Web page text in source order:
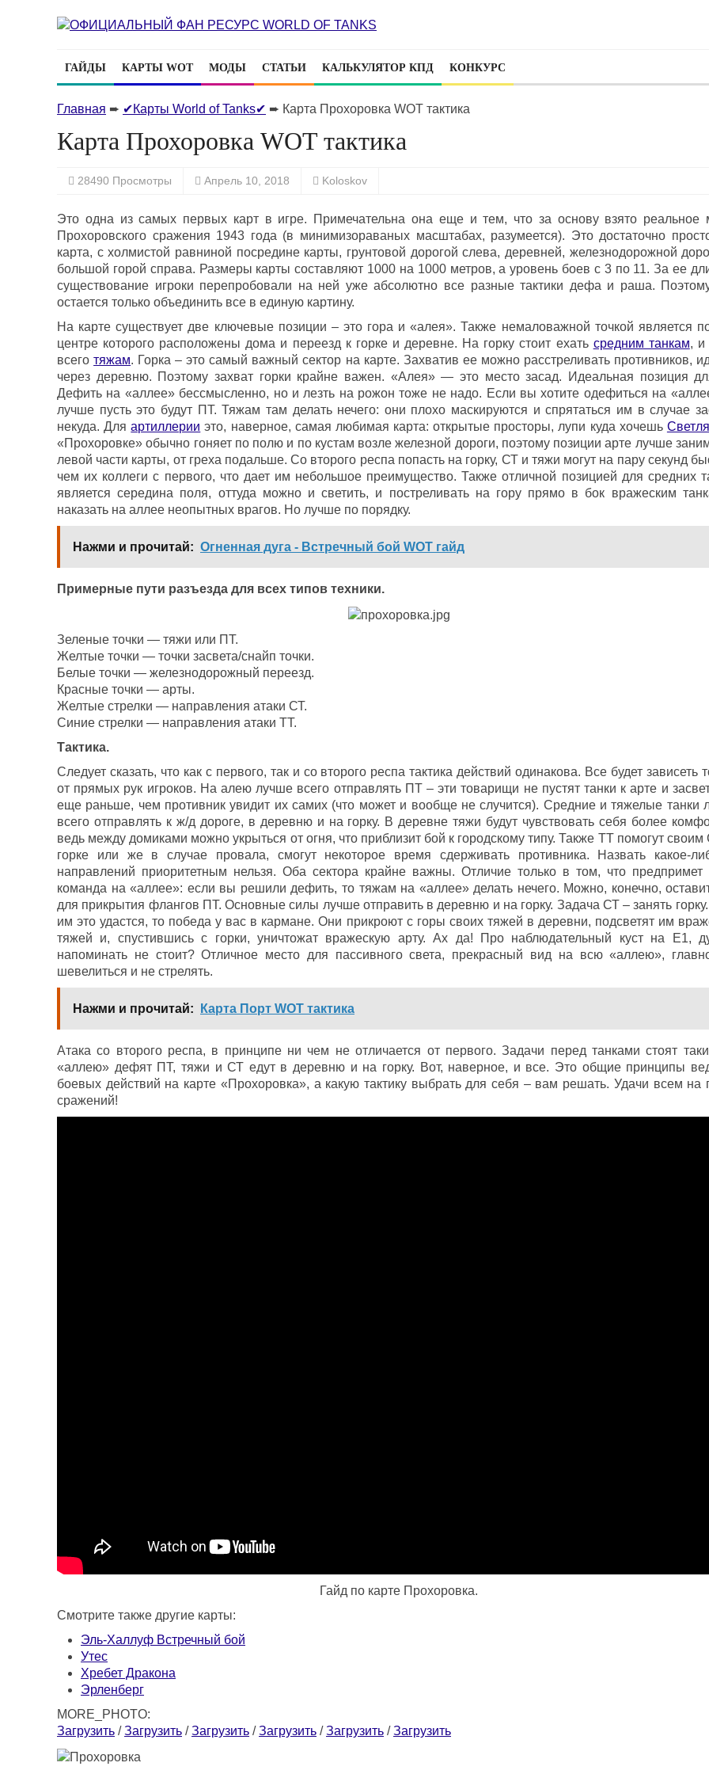
ГАЙДЫ КАРТЫ WOT МОДЫ СТАТЬИ КАЛЬКУЛЯТОР КПД КОНКУРС
Главная ➨ ✔Карты World of Tanks✔ ➨ Карта Прохоровка WOT тактика
Карта Прохоровка WOT тактика
28490 Просмотры Апрель 10, 2018 Koloskov
Это одна из самых первых карт в игре. Примечательна она еще и тем, что за основу взято реальное
Прохоровского сражения 1943 года (в минимизораваных масштабах, разумеется). Это достаточно
карта, с холмистой равниной посредине карты, грунтовой дорогой слева, деревней, железнодорожной
большой горой справа. Размеры карты составляют 1000 на 1000 метров, а уровень боев с 3 по 11. За ее
существование игроки перепробовали на ней уже абсолютно все разные тактики дефа и раша.
остается только объединить все в единую картину.
На карте существует две ключевые позиции – это гора и «алея». Также немаловажной точкой является
центре которого расположены дома и переезд к горке и деревне. На горку стоит ехать средним танкам, и
всеготяжам. Горка – это самый важный сектор на карте. Захватив ее можно расстреливать противников,
через деревню. Поэтому захват горки крайне важен. «Алея» — это место засад. Идеальная позиция
Дефить на «аллее» бессмысленно, но и лезть на рожон тоже не надо. Если вы хотите одефиться на
лучше пусть это будут ПТ. Тяжам там делать нечего: они плохо маскируются и спрятаться им в случае
некуда. Дляартиллерии это, наверное, самая любимая карта: открытые просторы, лупи куда хочешь
«Прохоровке» обычно гоняет по полю и по кустам возле железной дороги, поэтому позиции арте лучше
левой части карты, от греха подальше. Со второго респа попасть на горку, СТ и тяжи могут на пару секунд
чем их коллеги с первого, что дает им небольшое преимущество. Также отличной позицией для средних
является середина поля, оттуда можно и светить, и постреливать на гору прямо в бок вражеским
наказать на аллее неопытных врагов. Но лучше по порядку.
Нажми и прочитай: Огненная дуга - Встречный бой WOT гайд
Примерные пути разъезда для всех типов техники.
Зеленые точки — тяжи или ПТ.
Желтые точки — точки засвета/снайп точки.
Белые точки — железнодорожный переезд.
Красные точки — арты.
Желтые стрелки — направления атаки СТ.
Синие стрелки — направления атаки ТТ.
Тактика.
Следует сказать, что как с первого, так и со второго респа тактика действий одинакова. Все будет зависеть
от прямых рук игроков. На алею лучше всего отправлять ПТ – эти товарищи не пустят танки к арте и
еще раньше, чем противник увидит их самих (что может и вообще не случится). Средние и тяжелые танки
всего отправлять к ж/д дороге, в деревню и на горку. В деревне тяжи будут чувствовать себя более
ведь между домиками можно укрыться от огня, что приблизит бой к городскому типу. Также ТТ помогут своим
горке или же в случае провала, смогут некоторое время сдерживать противника. Назвать какое-
направлений приоритетным нельзя. Оба сектора крайне важны. Отличие только в том, что
команда на «аллее»: если вы решили дефить, то тяжам на «аллее» делать нечего. Можно, конечно,
для прикрытия флангов ПТ. Основные силы лучше отправить в деревню и на горку. Задача СТ – занять
им это удастся, то победа у вас в кармане. Они прикроют с горы своих тяжей в деревни, подсветят им
тяжей и, спустившись с горки, уничтожат вражескую арту. Ах да! Про наблюдательный куст на Е1,
напоминать не стоит? Отличное место для пассивного света, прекрасный вид на всю «аллею»,
шевелиться и не стрелять.
Нажми и прочитай: Карта Порт WOT тактика
Атака со второго респа, в принципе ни чем не отличается от первого. Задачи перед танками стоят
«аллею» дефят ПТ, тяжи и СТ едут в деревню и на горку. Вот, наверное, и все. Это общие принципы
боевых действий на карте «Прохоровка», а какую тактику выбрать для себя – вам решать. Удачи всем на
сражений!
Гайд по карте Прохоровка.
Смотрите также другие карты:
Эль-Халлуф Встречный бой
Утес
Хребет Дракона
Эрленберг
MORE_PHOTO:
Загрузить /Загрузить /Загрузить /Загрузить /Загрузить /Загрузить